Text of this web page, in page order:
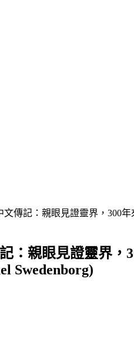
傳記：親眼見證靈界，300年
：親眼見證靈界
Swedenborg)